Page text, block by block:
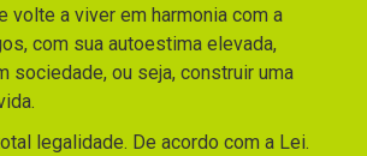
volte a viver em harmonia com a
com sua autoestima elevada,
sociedade, ou seja, construir uma
legalidade. De acordo com a Lei.